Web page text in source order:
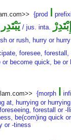
{prod
يَبْتَدِر / jus. inta. إِبْتَدِرْ
or rush, hurry or
foresee,
or become quick, be
{morph
at, hurrying or
forestall or -
be(com)ing quick
or -tiness